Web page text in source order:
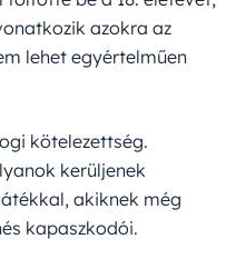
azokra az
lehet egyértelműen
kötelezettség.
kerüljenek
akiknek még
kapaszkodói.